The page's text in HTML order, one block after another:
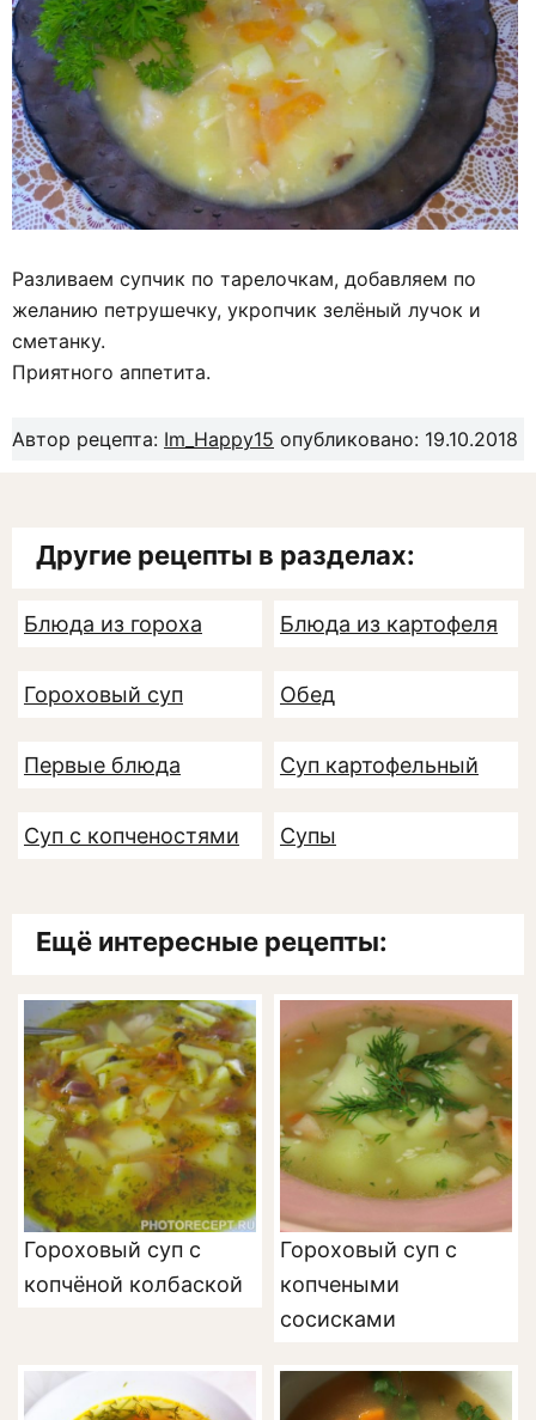
Разливаем супчик по тарелочкам, добавляем по
желанию петрушечку, укропчик зелёный лучок и
сметанку.
Приятного аппетита.
Автор рецепта: Im_Happy15 опубликовано: 19.10.2018
Другие рецепты в разделах:
Блюда из гороха Блюда из картофеля
Гороховый суп Обед
Первые блюда Суп картофельный
Суп с копченостями Супы
Ещё интересные рецепты:
Гороховый суп с
копчёной колбаской
Гороховый суп с
копчеными
сосисками